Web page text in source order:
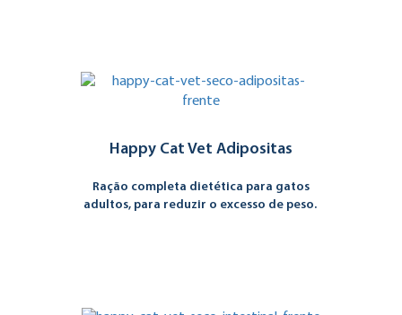
Happy Cat Vet Adipositas
Ração completa dietética para gatos
adultos, para reduzir o excesso de peso.